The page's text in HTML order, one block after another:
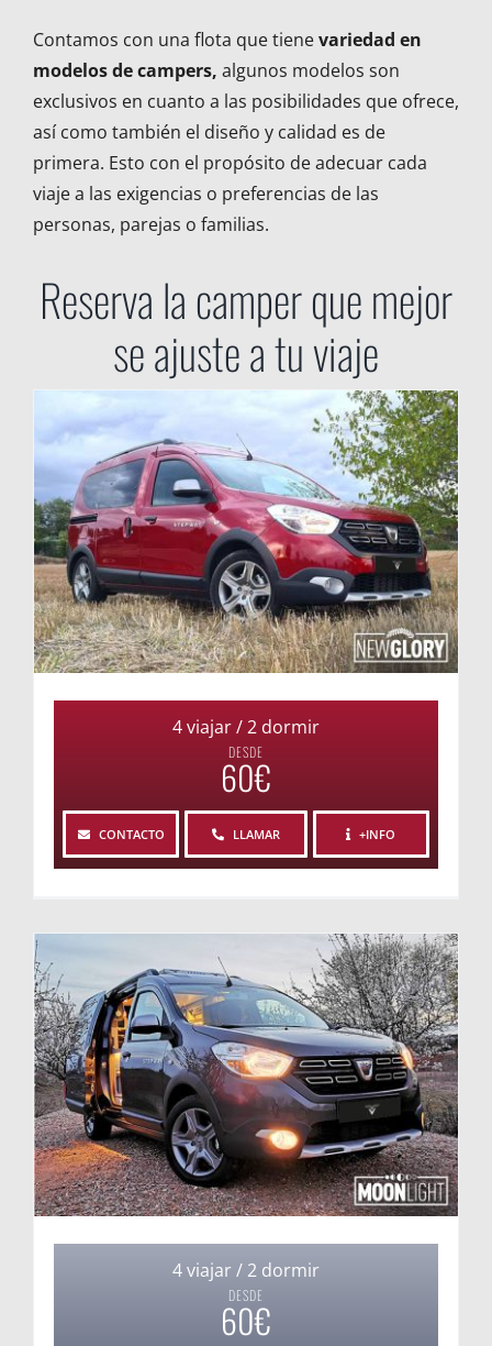
Contamos con una flota que tienevariedad en
modelos de campers, algunos modelos son
exclusivos en cuanto a las posibilidades que ofrece,
así como también el diseño y calidad es de
primera. Esto con el propósito de adecuar cada
viaje a las exigencias o preferencias de las
personas, parejas o familias.
Reserva la camper que mejor
se ajuste a tu viaje
4 viajar / 2 dormir
DESDE
60€
CONTACTO LLAMAR +INFO
4 viajar / 2 dormir
DESDE
60€